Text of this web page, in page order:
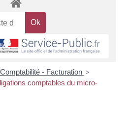
Comptabilité - Facturation >
comptables du micro-